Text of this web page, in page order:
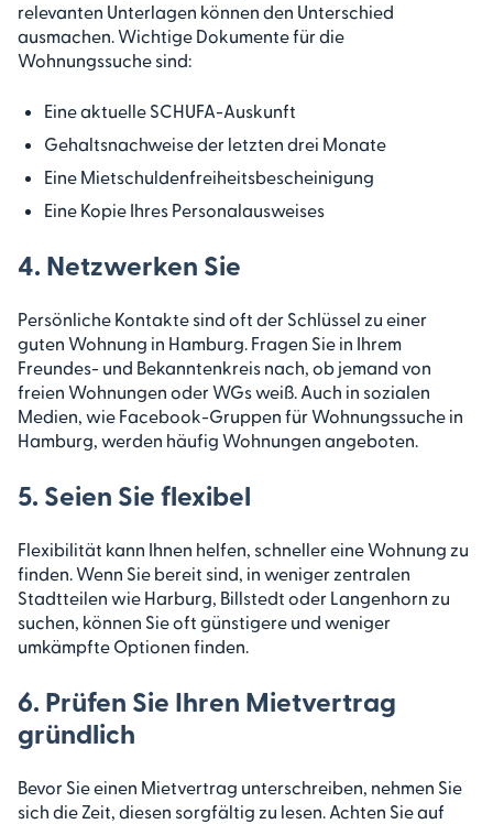
relevanten Unterlagen können den Unterschied
ausmachen. Wichtige Dokumente für die
Wohnungssuche sind:
Eine aktuelle SCHUFA-Auskunft
Gehaltsnachweise der letzten drei Monate
Eine Mietschuldenfreiheitsbescheinigung
Eine Kopie Ihres Personalausweises
4. Netzwerken Sie
Persönliche Kontakte sind oft der Schlüssel zu einer
guten Wohnung in Hamburg. Fragen Sie in Ihrem
Freundes- und Bekanntenkreis nach, ob jemand von
freien Wohnungen oder WGs weiß. Auch in sozialen
Medien, wie Facebook-Gruppen für Wohnungssuche in
Hamburg, werden häufig Wohnungen angeboten.
5. Seien Sie flexibel
Flexibilität kann Ihnen helfen, schneller eine Wohnung zu
finden. Wenn Sie bereit sind, in weniger zentralen
Stadtteilen wie Harburg, Billstedt oder Langenhorn zu
suchen, können Sie oft günstigere und weniger
umkämpfte Optionen finden.
6. Prüfen Sie Ihren Mietvertrag
gründlich
Bevor Sie einen Mietvertrag unterschreiben, nehmen Sie
sich die Zeit, diesen sorgfältig zu lesen. Achten Sie auf